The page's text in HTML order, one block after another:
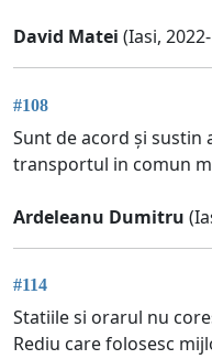
David Matei (Iasi,
#108
Sunt de acord și sustin
transportul in comun
Ardeleanu Dumitru
#114
Statiile si orarul nu
Rediu care folosesc